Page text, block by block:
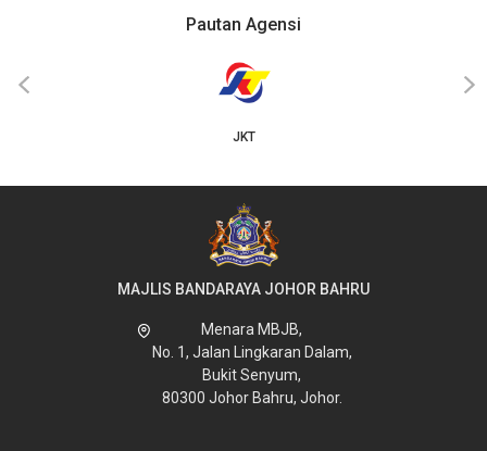
Pautan Agensi
JKT
‹ ›
MAJLIS BANDARAYA JOHOR BAHRU
Menara MBJB,
No. 1, Jalan Lingkaran Dalam,
Bukit Senyum,
80300 Johor Bahru, Johor.